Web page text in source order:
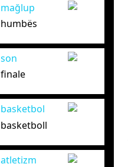
mağlup
humbës
son
finale
basketbol
basketboll
atletizm